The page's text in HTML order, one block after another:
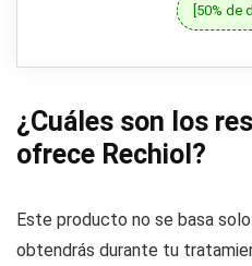
[50% de
¿Cuáles son los
ofrece Rechiol?
Este producto no se basa
obtendrás durante tu